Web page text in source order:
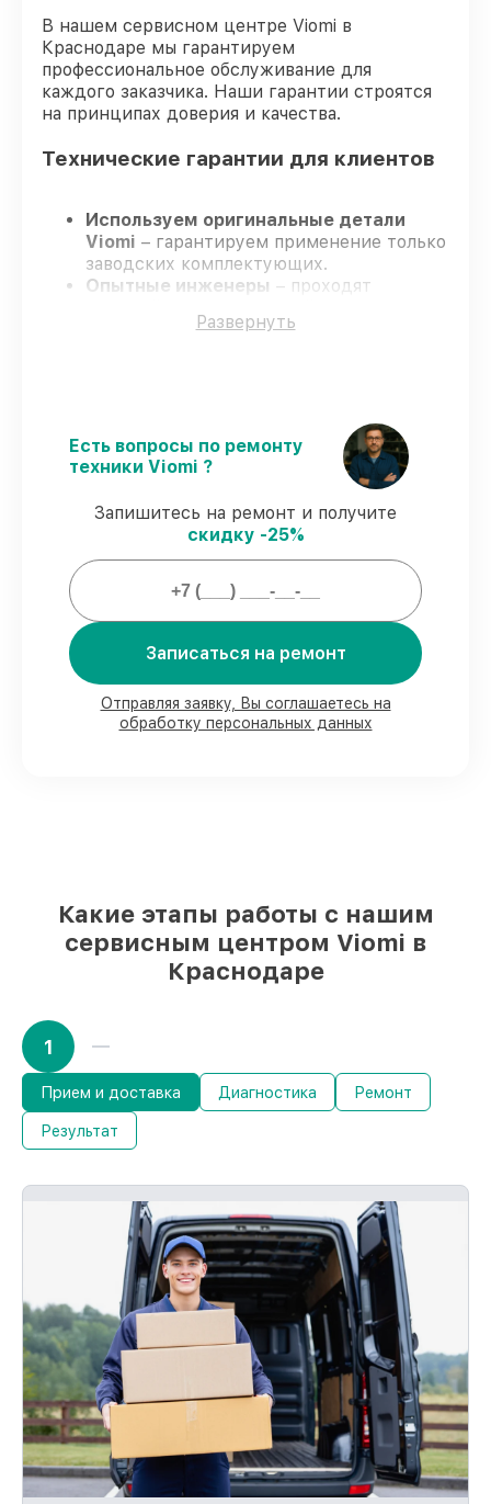
В нашем сервисном центре Viomi в
Краснодаре мы гарантируем
профессиональное обслуживание для
каждого заказчика. Наши гарантии строятся
на принципах доверия и качества.
Технические гарантии для клиентов
Используем оригинальные детали
Viomi – гарантируем применение только
заводских комплектующих.
Опытные инженеры – проходят
подтверждает уровень их
Официальная гарантия
– все все виды
ремонта защищены официальной
Мы гарантируем:
присутствии
деталей Viomi есть в наличии в
мастерской или на складе в Краснодаре,
остальные доставляются быстро
Фирменные детали Viomi и
Развернуть
Есть вопросы по ремонту
техники Viomi ?
Запишитесь на ремонт и получите
скидку -25%
Записаться на ремонт
Отправляя заявку, Вы соглашаетесь на
обработку персональных данных
Какие этапы работы с нашим
сервисным центром Viomi в
Краснодаре
1
Прием и доставка Диагностика Ремонт
Результат